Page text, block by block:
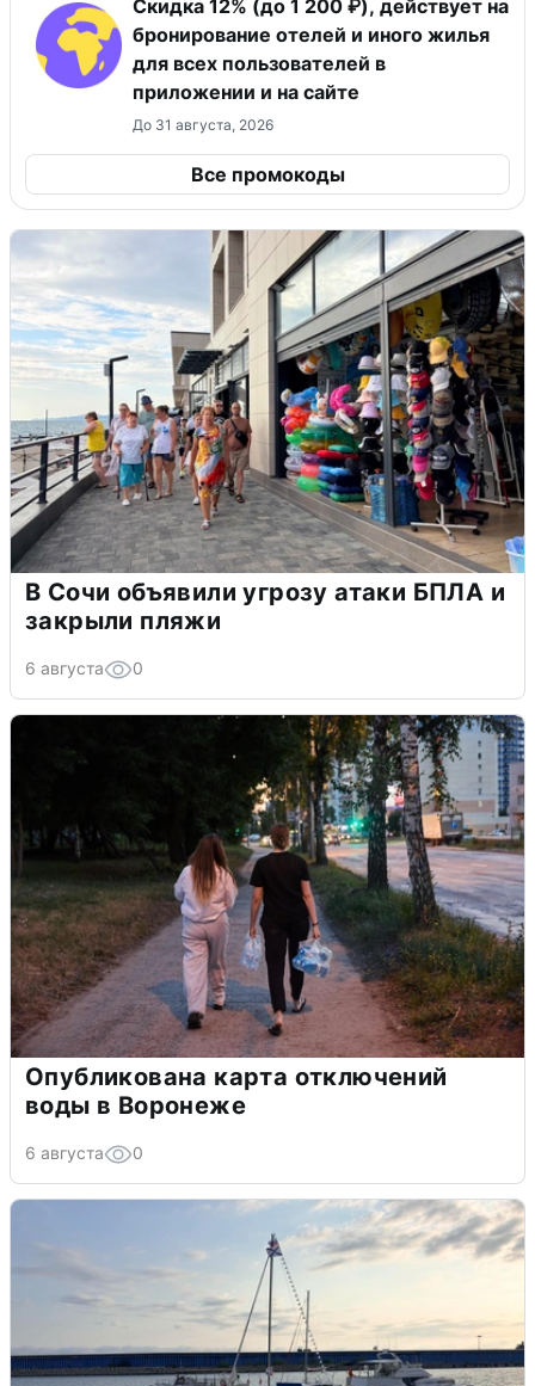
Скидка 12% (до 1 200 ₽), действует на
бронирование отелей и иного жилья
для всех пользователей в
приложении и на сайте
До 31 августа, 2026
Все промокоды
В Сочи объявили угрозу атаки БПЛА и
закрыли пляжи
6 августа 0
Опубликована карта отключений
воды в Воронеже
6 августа 0